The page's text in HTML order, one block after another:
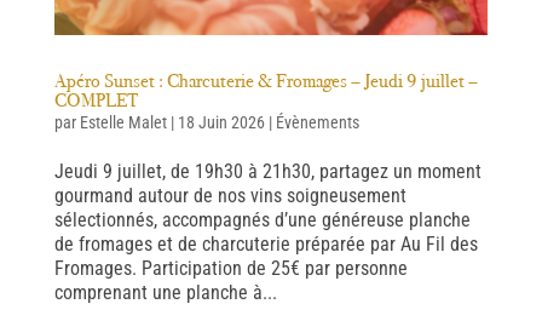
Apéro Sunset : Charcuterie & Fromages – Jeudi 9 juillet –
COMPLET
par Estelle Malet| 18 Juin 2026| Évènements
Jeudi 9 juillet, de 19h30 à 21h30, partagez un moment
gourmand autour de nos vins soigneusement
sélectionnés, accompagnés d’une généreuse planche
de fromages et de charcuterie préparée par Au Fil des
Fromages. Participation de 25€ par personne
comprenant une planche à...